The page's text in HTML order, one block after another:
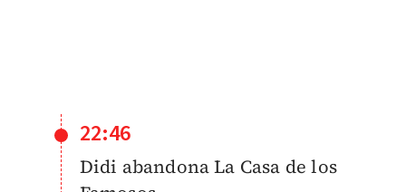
22:46
Didi abandona La Casa de los